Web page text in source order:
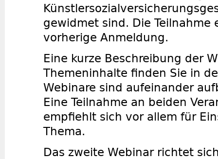
gewidmet sind. Die Teilnahme
vorherige Anmeldung.
Eine kurze Beschreibung der
Themeninhalte finden Sie in
Webinare sind aufeinander
Eine Teilnahme an beiden
empfiehlt sich vor allem für
Thema.
Das zweite Webinar richtet